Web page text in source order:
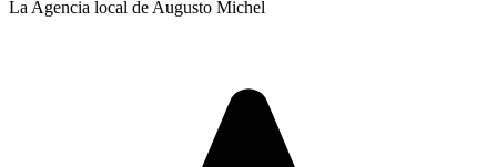
La Agencia local de Augusto Michel